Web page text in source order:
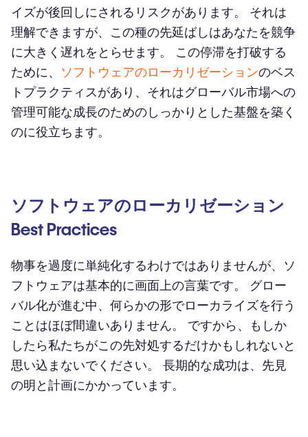
イズが後回しにされるリスクがあります。 それは
理解できますが、この種の先延ばしはあなたを競争
に大きく遅れをとらせます。 この停滞を打破する
ために、 ソフトウェアのローカリゼーションのベス
トプラクティスがあり、それはグローバル市場への
管理可能な成長のためのしっかりとした基盤を築く
のに役立ちます。
ソフトウェアのローカリゼーション
Best Practices
物事を過度に単純化するわけではありませんが、ソ
フトウェアは基本的に画面上の言葉です。 グロー
バル化が進む中、何らかの形でローカライズを行う
ことはほぼ間違いありません。 ですから、もしか
したら私たちがこの先対処するだけかもしれないと
思い込まないでください。 長期的な成功は、先見
の明と計画にかかっています。